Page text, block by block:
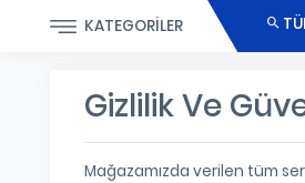
KATEGORILER
Gizlilik Ve
Mağazamızda verilen tüm